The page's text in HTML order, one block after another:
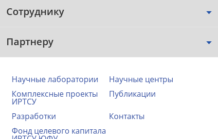
Сотруднику
Партнеру
Научные лаборатории
Научные центры
Комплексные проекты
ИРТСУ
Публикации
Разработки
Контакты
Фонд целевого капитала